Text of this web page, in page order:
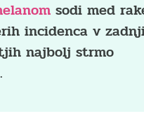
sodi med
incidenca v
najbolj strmo